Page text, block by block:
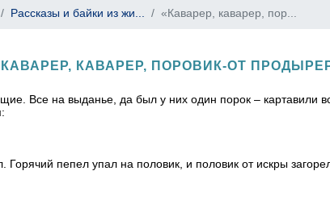
Рассказы и байки из жи... «Каварер, каварер, пор...
КАВАРЕР, ПОРОВИК-ОТ
Все на выданье, да был у них один порок – картавили
пепел упал на половик, и половик от искры